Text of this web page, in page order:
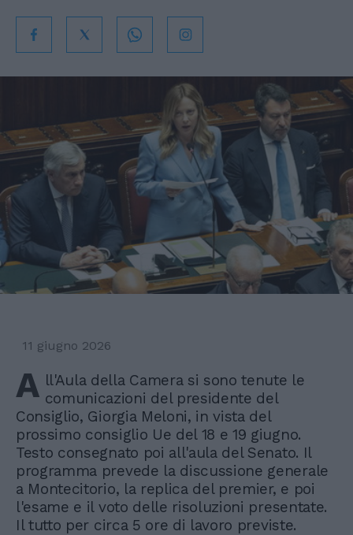
11 giugno 2026
A ll'Aula della Camera si sono tenute le
comunicazioni del presidente del
Consiglio, Giorgia Meloni, in vista del
prossimo consiglio Ue del 18 e 19 giugno.
Testo consegnato poi all'aula del Senato. Il
programma prevede la discussione generale
a Montecitorio, la replica del premier, e poi
l'esame e il voto delle risoluzioni presentate.
Il tutto per circa 5 ore di lavoro previste.